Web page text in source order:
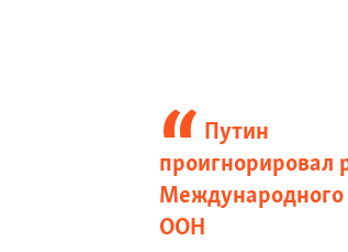
Путин
проигнорировал
Международного
ООН